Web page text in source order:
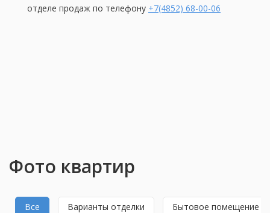
отделе продаж по телефону +7(4852) 68-00-06
Фото квартир
Все Варианты отделки Бытовое помещение